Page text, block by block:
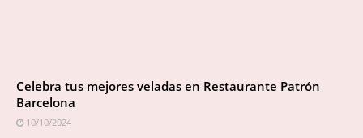
Celebra tus mejores veladas en Restaurante Patrón
Barcelona
10/10/2024